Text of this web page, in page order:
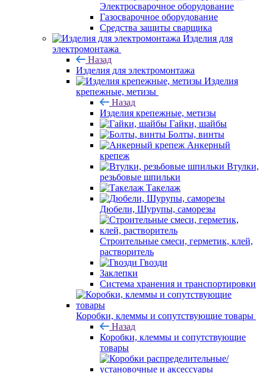
Электросварочное оборудование
Газосварочное оборудование
Средства защиты сварщика
Изделия для
электромонтажа
Назад
Изделия для электромонтажа
Изделия
крепежные, метизы
Назад
Изделия крепежные, метизы
Гайки, шайбы
Болты, винты
Анкерный
крепеж
Втулки,
резьбовые шпильки
Такелаж
Дюбели, Шурупы, саморезы
Строительные смеси, герметик, клей,
растворитель
Гвозди
Заклепки
Система хранения и транспортировки
Коробки, клеммы и сопутствующие товары
Назад
Коробки, клеммы и сопутствующие
товары